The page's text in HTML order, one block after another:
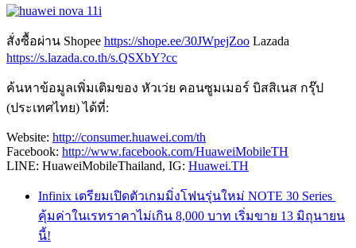
สั่งซื้อผ่าน Shopee https://shope.ee/30JWpejZoo Lazada
https://s.lazada.co.th/s.QSXbY?cc
ค้นหาข้อมูลเพิ่มเติมของ หัวเว่ย คอนซูมเมอร์ บิสสิเนส กรุ๊ป
(ประเทศไทย) ได้ที่:
Website: http://consumer.huawei.com/th
Facebook: http://www.facebook.com/HuaweiMobileTH
LINE: HuaweiMobileThailand, IG: Huawei.TH
Infinix เตรียมเปิดตัวเกมมิ่งโฟนรุ่นใหม่ NOTE 30 Series
คุ้มค่าในเรทราคาไม่เกิน 8,000 บาท เริ่มขาย 13 มิถุนายน
นี้!